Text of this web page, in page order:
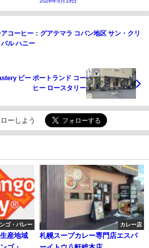
アコーヒー：グアテマラ コバン地区 サン・クリ
バル ハニー
ビー ポートランド コー
ヒー ロースタリー
ーしよう
ゴ・バレー
産地域
カレー店
札幌スープカレー専門店エスパ